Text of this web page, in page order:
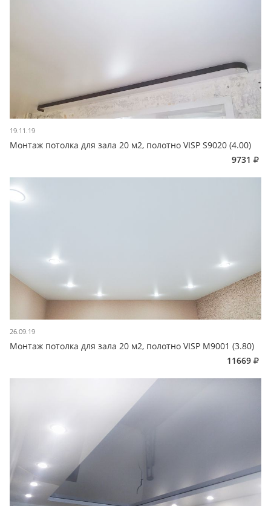
19.11.19
Монтаж потолка для зала 20 м2, полотно VISP S9020 (4.00)
9731
26.09.19
Монтаж потолка для зала 20 м2, полотно VISP M9001 (3.80)
11669